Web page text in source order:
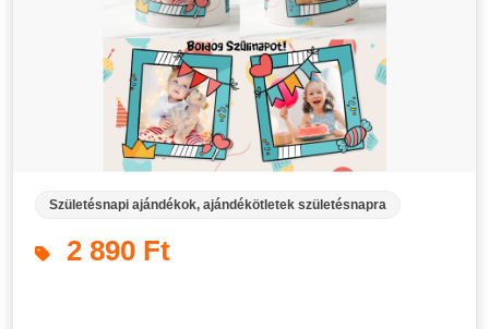
Születésnapi ajándékok, ajándékötletek születésnapra
2 890 Ft